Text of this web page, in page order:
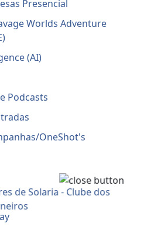
Presencial
Worlds Adventure
(AI)
Podcasts
OneShot's